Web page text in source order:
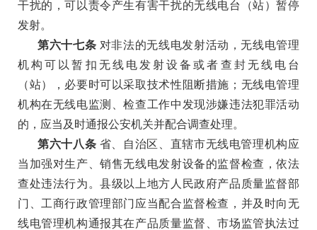
干扰的，可以责令产生有害干扰的无线电台（站）暂停
发射。
第六十七条 对非法的无线电发射活动，无线电管理
机构可以暂扣无线电发射设备或者查封无线电台
（站），必要时可以采取技术性阻断措施；无线电管理
机构在无线电监测、检查工作中发现涉嫌违法犯罪活动
的，应当及时通报公安机关并配合调查处理。
第六十八条 省、自治区、直辖市无线电管理机构应
当加强对生产、销售无线电发射设备的监督检查，依法
查处违法行为。县级以上地方人民政府产品质量监督部
门、工商行政管理部门应当配合监督检查，并及时向无
线电管理机构通报其在产品质量监督、市场监管执法过